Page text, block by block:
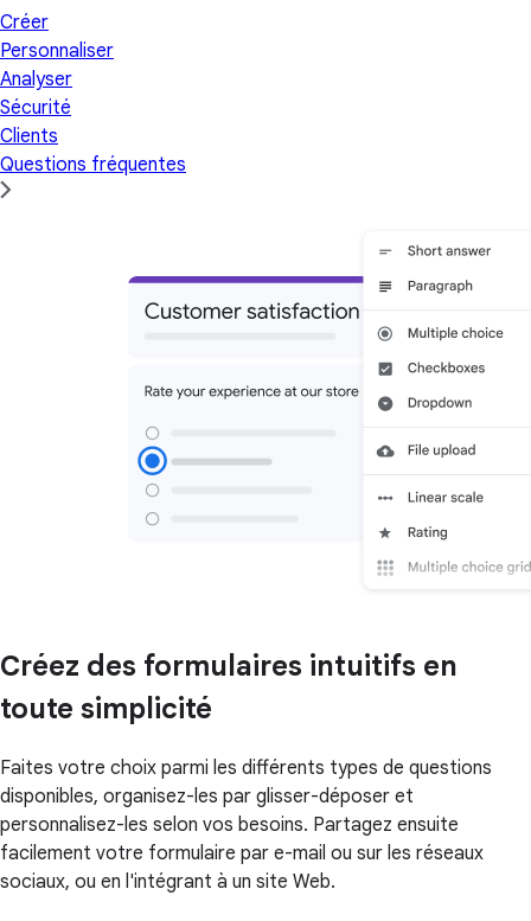
Créer
Personnaliser
Analyser
Sécurité
Clients
Questions fréquentes
Créez des formulaires intuitifs en
toute simplicité
Faites votre choix parmi les différents types de questions
disponibles, organisez-les par glisser-déposer et
personnalisez-les selon vos besoins. Partagez ensuite
facilement votre formulaire par e-mail ou sur les réseaux
sociaux, ou en l'intégrant à un site Web.